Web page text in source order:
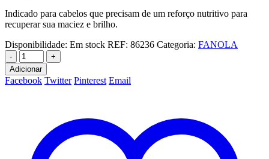
Indicado para cabelos que precisam de um reforço nutritivo para
recuperar sua maciez e brilho.
Disponibilidade: Em stock REF: 86236 Categoria: FANOLA
-
+
Adicionar
Facebook Twitter Pinterest Email